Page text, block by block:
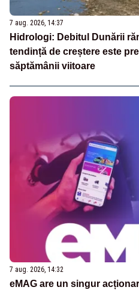
7 aug. 2026, 14:37
Hidrologi: Debitul Dunării
tendință de creștere este
săptămânii viitoare
7 aug. 2026, 14:32
eMAG are un singur